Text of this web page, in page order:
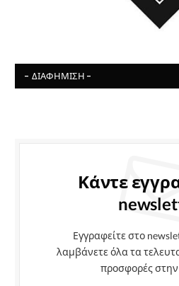
- ΔΙΑΦΉΜΙΣΗ -
Κάντε
Εγγραφείτε στο
λαμβάνετε όλα τα
προσφορές